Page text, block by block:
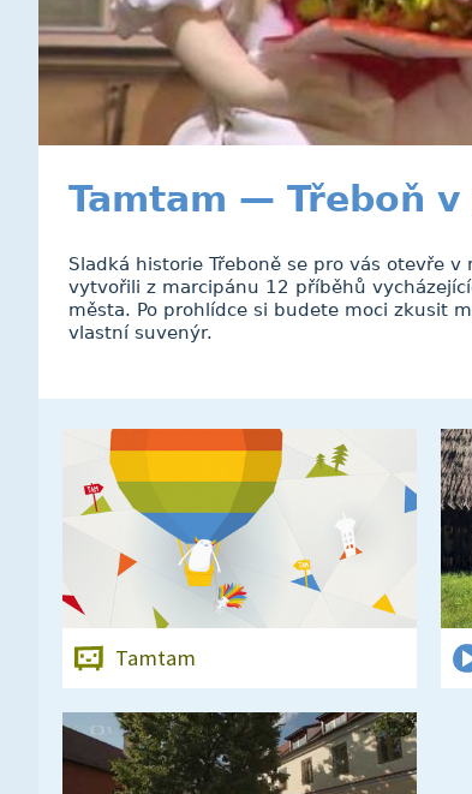
Tamtam — Třeboň
Sladká historie Třeboně se pro vás otevře
vytvořili z marcipánu 12 příběhů
města. Po prohlídce si budete moci zkusit
vlastní suvenýr.
Tamtam